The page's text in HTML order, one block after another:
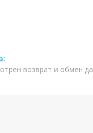
возврат и обмен